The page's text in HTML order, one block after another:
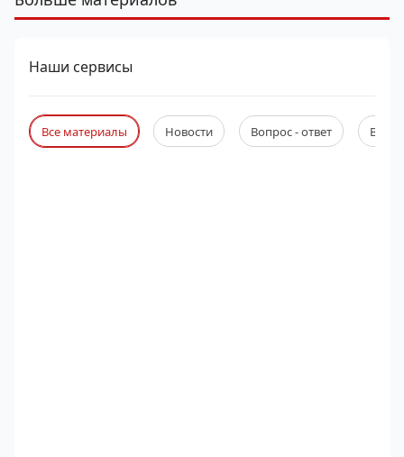
Наши сервисы
Все материалы Новости Вопрос - ответ